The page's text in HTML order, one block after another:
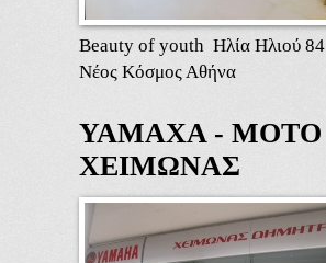
Beauty of youth Ηλία Ηλιού 84
Νέος Κόσμος Αθήνα
ΥΑΜΑΧΑ - ΜΟΤΟ
ΧΕΙΜΩΝΑΣ